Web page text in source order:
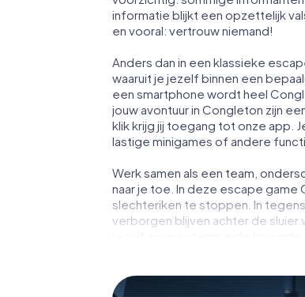
informatie blijkt een opzettelijk
en vooral: vertrouw niemand!
Anders dan in een klassieke
waaruit je jezelf binnen een
een smartphone wordt heel
jouw avontuur in Congleton zijn
klik krijg jij toegang tot onze app.
lastige minigames of andere
Werk samen als een team,
naar je toe. In deze escape
slechteriken te stoppen. In
verborgen blijven achter de sluier
jezelf en jouw team in de
verander Congleton in een